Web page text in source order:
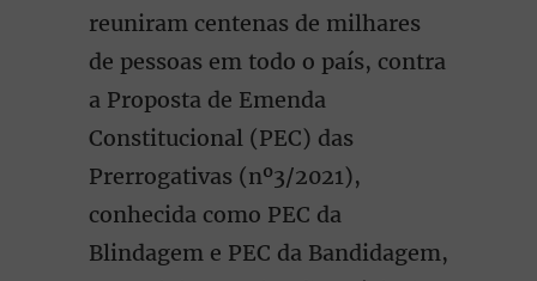
reuniram centenas de milhares
de pessoas em todo o país, contra
a Proposta de Emenda
Constitucional (PEC) das
Prerrogativas (nº3/2021),
conhecida como PEC da
Blindagem e PEC da Bandidagem,